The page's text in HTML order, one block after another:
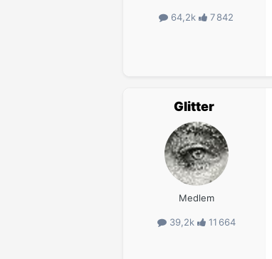
64,2k 7 842
Glitter
Medlem
39,2k 11 664